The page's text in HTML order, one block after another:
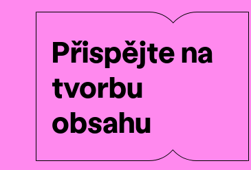
Přispějte na
tvorbu
obsahu